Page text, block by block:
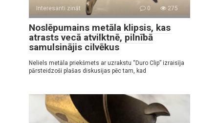
Interesanti zināt 0 275
Noslēpumains metāla klipsis, kas
atrasts vecā atvilktnē, pilnībā
samulsinājis cilvēkus
Neliels metāla priekšmets ar uzrakstu “Duro Clip” izraisīja
pārsteidzoši plašas diskusijas pēc tam, kad